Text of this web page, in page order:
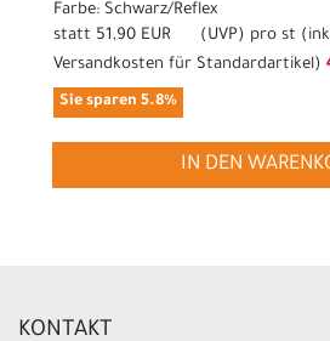
Farbe: Schwarz/Reflex
statt 51,90 EUR ( UVP) pro st
Versandkosten für Standardartikel)
Sie sparen 5.8%
IN DEN
KONTAKT